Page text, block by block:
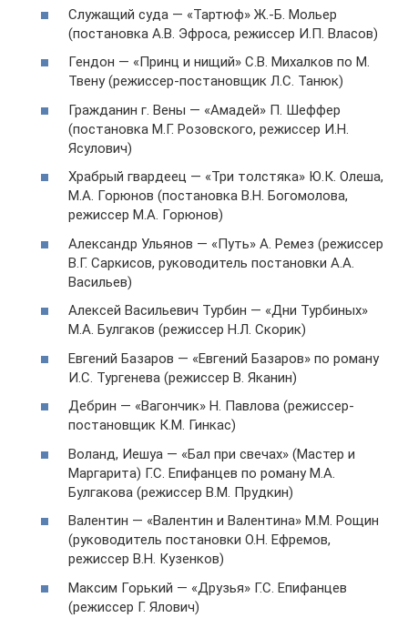
Служащий суда — «Тартюф» Ж.-Б. Мольер
(постановка А.В. Эфроса, режиссер И.П. Власов)
Гендон — «Принц и нищий» С.В. Михалков по М.
Твену (режиссер-постановщик Л.С. Танюк)
Гражданин г. Вены — «Амадей» П. Шеффер
(постановка М.Г. Розовского, режиссер И.Н.
Ясулович)
Храбрый гвардеец — «Три толстяка» Ю.К. Олеша,
М.А. Горюнов (постановка В.Н. Богомолова,
режиссер М.А. Горюнов)
Александр Ульянов — «Путь» А. Ремез (режиссер
В.Г. Саркисов, руководитель постановки А.А.
Васильев)
Алексей Васильевич Турбин — «Дни Турбиных»
М.А. Булгаков (режиссер Н.Л. Скорик)
Евгений Базаров — «Евгений Базаров» по роману
И.С. Тургенева (режиссер В. Яканин)
Дебрин — «Вагончик» Н. Павлова (режиссер-
постановщик К.М. Гинкас)
Воланд, Иешуа — «Бал при свечах» (Мастер и
Маргарита) Г.С. Епифанцев по роману М.А.
Булгакова (режиссер В.М. Прудкин)
Валентин — «Валентин и Валентина» М.М. Рощин
(руководитель постановки О.Н. Ефремов,
режиссер В.Н. Кузенков)
Максим Горький — «Друзья» Г.С. Епифанцев
(режиссер Г. Ялович)